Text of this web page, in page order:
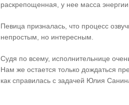
раскрепощенная, у нее масса
Певица призналась, что процесс
непростым, но интересным.
Судя по всему, исполнительнице
Нам же остается только дождаться
как справилась с задачей Юлия